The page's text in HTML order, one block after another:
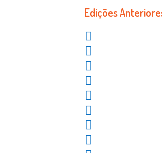
Edições







